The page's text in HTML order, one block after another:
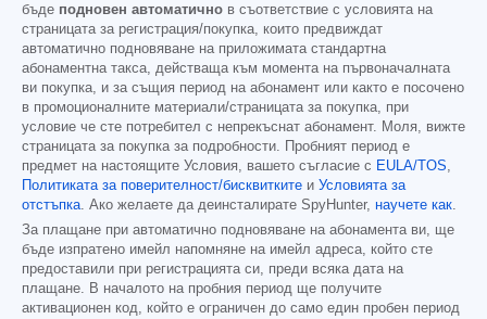
бъде подновен автоматично в съответствие с условията на
страницата за регистрация/покупка, които предвиждат
автоматично подновяване на приложимата стандартна
абонаментна такса, действаща към момента на първоначалната
ви покупка, и за същия период на абонамент или както е посочено
в промоционалните материали/страницата за покупка, при
условие че сте потребител с непрекъснат абонамент. Моля, вижте
страницата за покупка за подробности. Пробният период е
предмет на настоящите Условия, вашето съгласие с EULA/TOS,
Политиката за поверителност/бисквитките и Условията за
отстъпка. Ако желаете да деинсталирате SpyHunter, научете как.
За плащане при автоматично подновяване на абонамента ви, ще
бъде изпратено имейл напомняне на имейл адреса, който сте
предоставили при регистрацията си, преди всяка дата на
плащане. В началото на пробния период ще получите
активационен код, който е ограничен до само един пробен период